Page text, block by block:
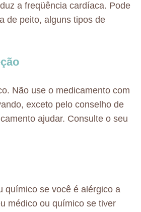
a freqüência cardíaca. Pode
de peito, alguns tipos de
Não use o medicamento com
exceto pelo conselho de
ajudar. Consulte o seu
químico se você é alérgico a
médico ou químico se tiver